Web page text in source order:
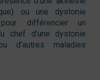
ou une dystonie
différencier un
chef d’une dystonie
d’autres maladies